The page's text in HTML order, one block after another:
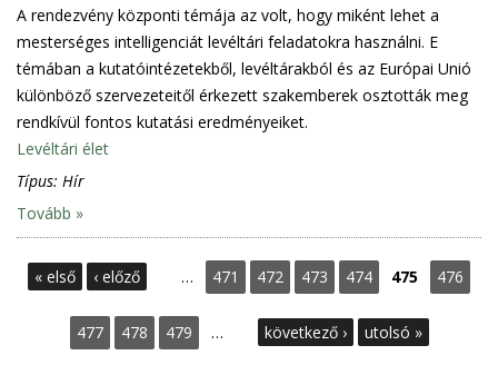
A rendezvény központi témája az volt, hogy miként lehet a
mesterséges intelligenciát levéltári feladatokra használni. E
témában a kutatóintézetekből, levéltárakból és az Európai Unió
különböző szervezeteitől érkezett szakemberek osztották meg
rendkívül fontos kutatási eredményeiket.
Levéltári élet
Típus: Hír
Tovább »
P « első ‹ előző … 471 472 473 474 475 476
477 478 479 … következő › utolsó »